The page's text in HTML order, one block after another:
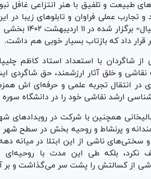
طبیعت و تلفیق با هنر انتزاعی
تجارب عملی فراوان و تابلو‌های زیبا در
عنوان
قرار داد که بازتاب بسیار خوبی هم داشت.
از شاگردان با استعداد استاد کاظم
و خلق آثار ارزشمند، حق شاگردی
در انتقال تجربه علمی و حرفه‌ای اش
ارشد نقاشی خود را در دانشگاه سوره
همچنین با شرکت در رویداد‌های
و پرنشاط و روحیه بخش در سطح شهر
نکرد، بلکه طی این مدت با روحیه‌ای
از کسالتش را پشت سر می‌گذاشت و بر